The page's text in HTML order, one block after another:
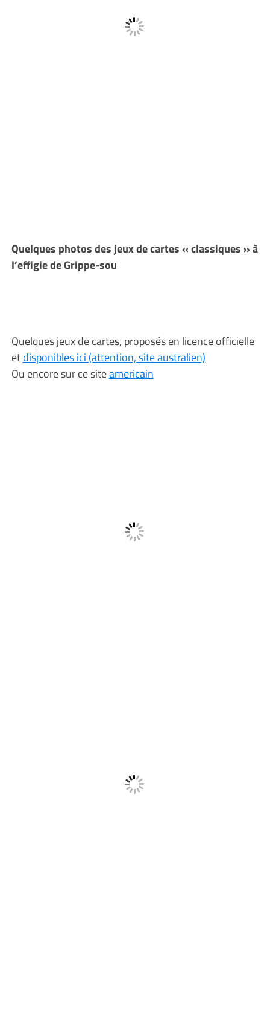
Quelques photos des jeux de cartes « classiques » à
l’effigie de Grippe-sou
Quelques jeux de cartes, proposés en licence officielle
etdisponibles ici (attention, site australien)
Ou encore sur ce siteamericain